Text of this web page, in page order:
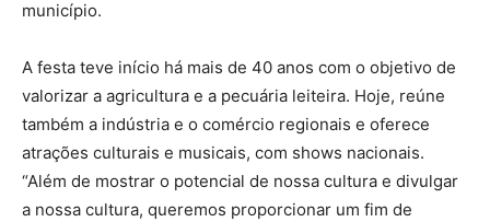
município.
A festa teve início há mais de 40 anos com o objetivo de
valorizar a agricultura e a pecuária leiteira. Hoje, reúne
também a indústria e o comércio regionais e oferece
atrações culturais e musicais, com shows nacionais.
“Além de mostrar o potencial de nossa cultura e divulgar
a nossa cultura, queremos proporcionar um fim de